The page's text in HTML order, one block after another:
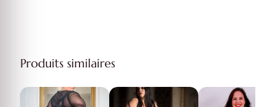
Produits similaires